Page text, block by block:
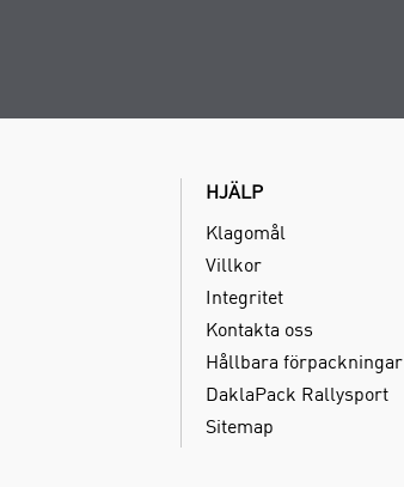
HJÄLP
Klagomål
Villkor
Integritet
Kontakta oss
Hållbara förpackningar
DaklaPack Rallysport
Sitemap